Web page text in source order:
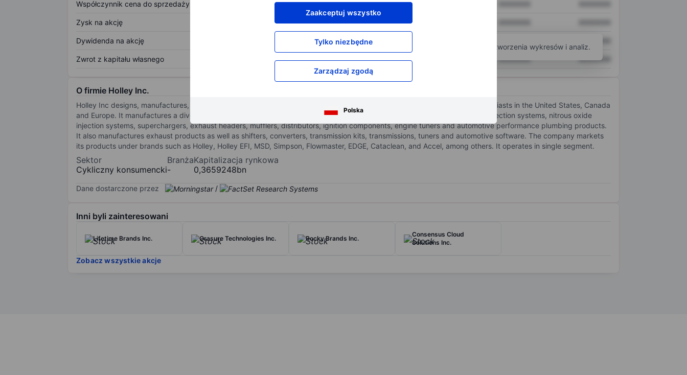
Zaakceptuj wszystko
Tylko niezbędne
Zarządzaj zgodą
Polska
Współczynnik cena do sprzedaży XXXXXXX
Zysk na akcję XXXXXXX
Dywidenda na akcję XXXXXXX
Zwrot z kapitału własnego XXXXXXX XXXXXXX XXXXXXX
Otwórz kontoaby uzyskać dostęp do większej ilości narzędzi do tworzenia wykresów i analiz.
O firmie Holley Inc.
Holley Inc designs, manufactures, and distributes high-performance automotive aftermarket products to car and truck enthusiasts in the United States, Canada
and Europe. It manufactures a diversified line of performance automotive products, including carburetors, fuel pumps, fuel injection systems, nitrous oxide
injection systems, superchargers, exhaust headers, mufflers, distributors, ignition components, engine tuners and automotive performance plumbing products.
It also manufactures exhaust products as well as shifters, converters, transmission kits, transmissions, tuners and automotive software. The company markets
its products under brands such as Holley, Holley EFI, MSD, Simpson, Flowmaster, EDGE, Cataclean, and Accel, among others. It operates in single segment.
Sektor
Cykliczny konsumencki
Branża
-
Kapitalizacja rynkowa
0,3659248bn
Dane dostarczone przez /
Inni byli zainteresowani
Lifetime Brands Inc. Orasure Technologies Inc. Rocky Brands Inc.
Consensus Cloud
Solutions Inc.
Zobacz wszystkie akcje